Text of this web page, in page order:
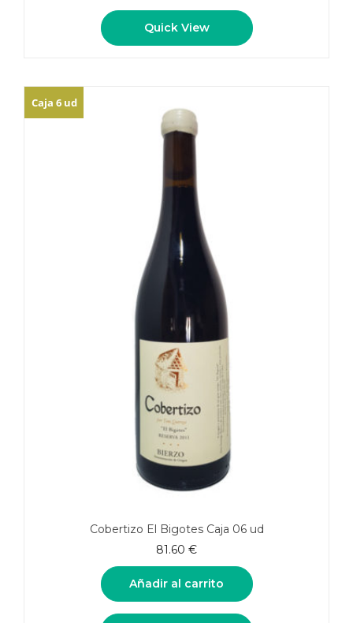
Quick View
Caja 6 ud
Cobertizo El Bigotes Caja 06 ud
81.60 €
Añadir al carrito